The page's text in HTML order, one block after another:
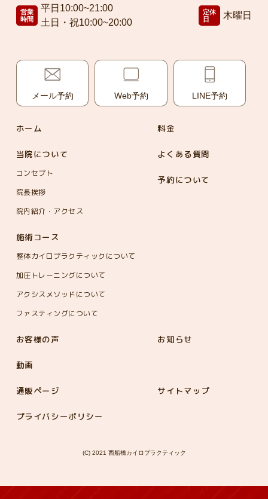
営業
時間
平日10:00~21:00
土日・祝10:00~20:00
定休
日
木曜日
メール予約 Web予約 LINE予約
ホーム
当院について
コンセプト
院長挨拶
院内紹介・アクセス
料金
よくある質問
予約について
施術コース
整体カイロプラクティックについて
加圧トレーニングについて
アクシスメソッドについて
ファスティングについて
お客様の声 お知らせ
動画
通販ページ サイトマップ
プライバシーポリシー
(C) 2021 西船橋カイロプラクティック